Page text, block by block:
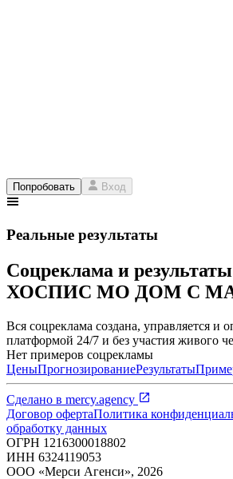
Попробовать Вход
Реальные результаты
Соцреклама и
ХОСПИС МО ДОМ С
Вся соцреклама создана, управляется и
платформой 24/7 и без участия живого
Нет примеров соцрекламы
ЦеныПрогнозированиеРезультаты
Сделано в mercy.agency
Договор офертаПолитика
обработку данных
ОГРН 1216300018802
ИНН 6324119053
ООО «Мерси Агенси», 2026